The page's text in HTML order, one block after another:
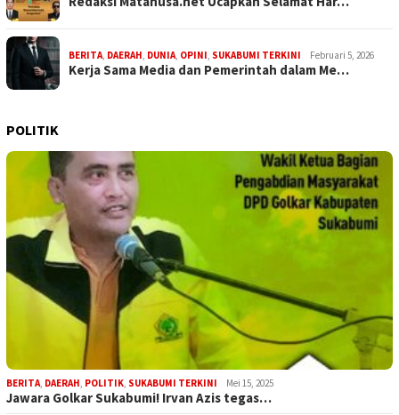
BERITA, DAERAH, DUNIA, OPINI, SUKABUMI TERKINI Februari 5, 2026
Kerja Sama Media dan Pemerintah dalam Me…
POLITIK
BERITA, DAERAH, POLITIK, SUKABUMI TERKINI Mei 15, 2025
Jawara Golkar Sukabumi! Irvan Azis tegas…